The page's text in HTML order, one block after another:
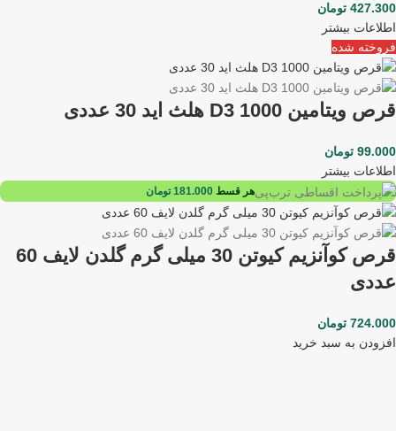
427.300 تومان
اطلاعات بیشتر
فروخته شده
قرص ویتامین D3 1000 هلث اید 30 عددی
99.000 تومان
اطلاعات بیشتر
هر قسط 181.000 تومان
قرص کوآنزیم کیوتن 30 میلی گرم گلدن لایف 60
عددی
724.000 تومان
افزودن به سبد خرید